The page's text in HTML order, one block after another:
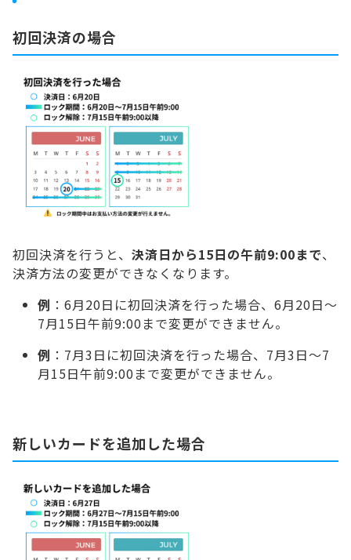
初回決済の場合
初回決済を行うと、 決済日から15日の午前9:00まで、
決済方法の変更ができなくなります。
例 ：6月20日に初回決済を行った場合、6月20日～
7月15日午前9:00まで変更ができません。
例 ：7月3日に初回決済を行った場合、7月3日～7
月15日午前9:00まで変更ができません。
新しいカードを追加した場合